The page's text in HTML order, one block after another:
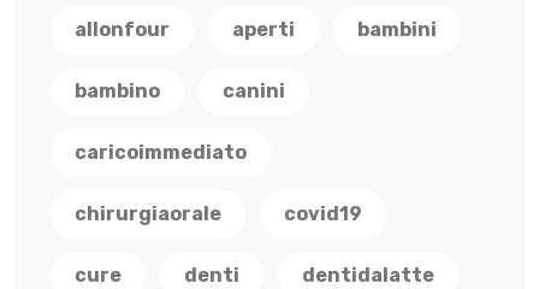
allonfour aperti bambini
bambino canini
caricoimmediato
chirurgiaorale covid19
cure denti dentidalatte